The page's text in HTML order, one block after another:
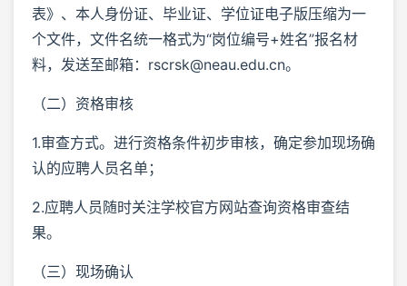
表》、本人身份证、毕业证、学位证电子版压缩为一
个文件，文件名统一格式为“岗位编号+姓名”报名材
料，发送至邮箱：rscrsk@neau.edu.cn。
（二）资格审核
1.审查方式。进行资格条件初步审核，确定参加现场确
认的应聘人员名单；
2.应聘人员随时关注学校官方网站查询资格审查结
果。
（三）现场确认